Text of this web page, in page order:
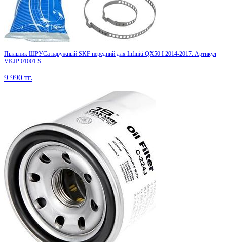
Пыльник ШРУСа наружный SKF передний для Infiniti QX50 I 2014-2017. Артикул
VKJP 01001 S
9 990 тг.